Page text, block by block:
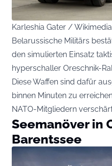
Karleshia Gater /
Belarussische Militärs
den simulierten Einsatz
hyperschaller Oreschnik-
Diese Waffen sind dafür
binnen Minuten zu
NATO-Mitgliedern
Seemanöver in
Barentssee